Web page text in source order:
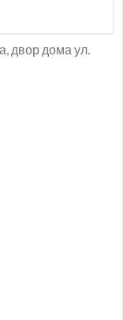
двор дома ул.